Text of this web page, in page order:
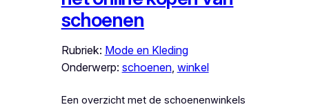
schoenen
Rubriek: Mode en Kleding
Onderwerp: schoenen, winkel
Een overzicht met de schoenenwinkels